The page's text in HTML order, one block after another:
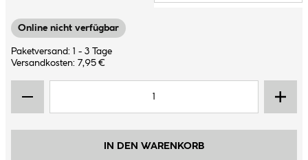
Online nicht verfügbar
Paketversand: 1 - 3 Tage
Versandkosten: 7,95 €
IN DEN WARENKORB